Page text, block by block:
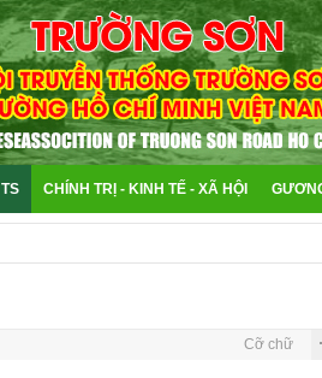
CHÍNH TRỊ - KINH TẾ - XÃ HỘI
Cỡ chữ